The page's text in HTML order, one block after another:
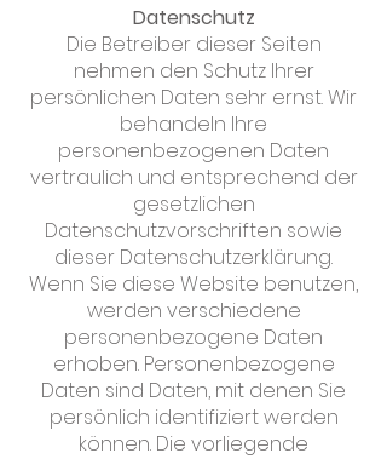
Datenschutz
Die Betreiber dieser Seiten
nehmen den Schutz Ihrer
persönlichen Daten sehr ernst. Wir
behandeln Ihre
personenbezogenen Daten
vertraulich und entsprechend der
gesetzlichen
Datenschutzvorschriften sowie
dieser Datenschutzerklärung.
Wenn Sie diese Website benutzen,
werden verschiedene
personenbezogene Daten
erhoben. Personenbezogene
Daten sind Daten, mit denen Sie
persönlich identifiziert werden
können. Die vorliegende